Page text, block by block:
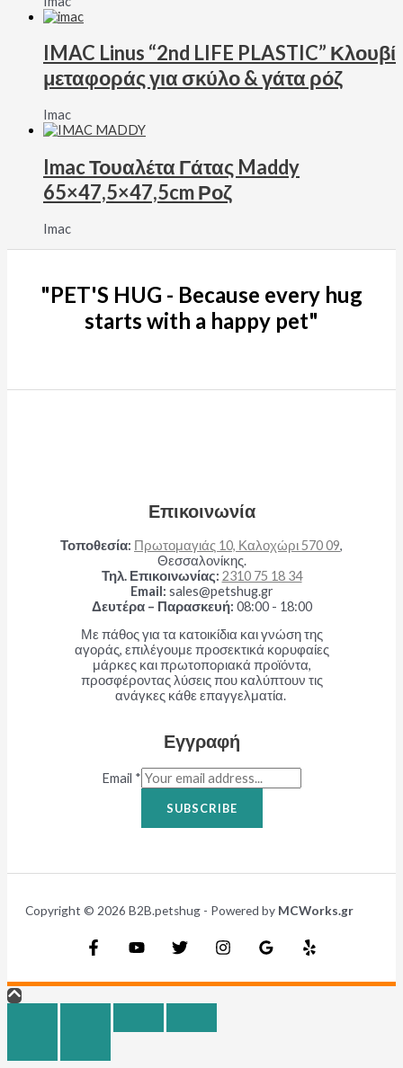
IMAC Linus “2nd LIFE PLASTIC” Κλουβί
μεταφοράς για σκύλο & γάτα ρόζ
Imac
Imac Τουαλέτα Γάτας Maddy
65×47,5×47,5cm Ροζ
Imac
"PET'S HUG - Because every hug
starts with a happy pet"
Επικοινωνία
Τοποθεσία: Πρωτομαγιάς 10, Καλοχώρι 570 09,
Θεσσαλονίκης.
Τηλ. Επικοινωνίας: 2310 75 18 34
Email: sales@petshug.gr
Δευτέρα – Παρασκευή: 08:00 - 18:00
Με πάθος για τα κατοικίδια και γνώση της
αγοράς, επιλέγουμε προσεκτικά κορυφαίες
μάρκες και πρωτοποριακά προϊόντα,
προσφέροντας λύσεις που καλύπτουν τις
ανάγκες κάθε επαγγελματία.
Εγγραφή
Email *
SUBSCRIBE
Copyright © 2026 B2B.petshug - Powered by MCWorks.gr